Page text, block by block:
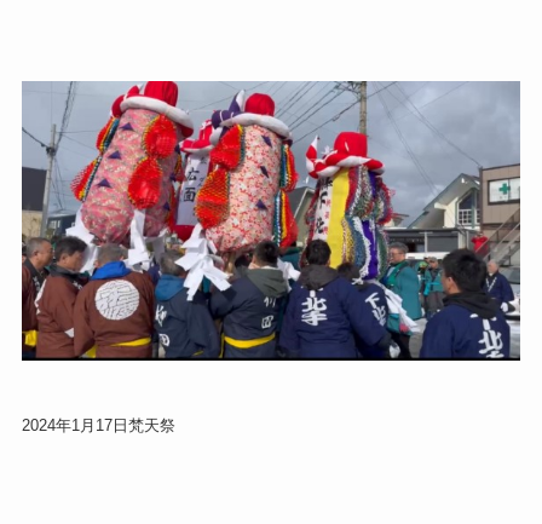
2024年1月17日梵天祭